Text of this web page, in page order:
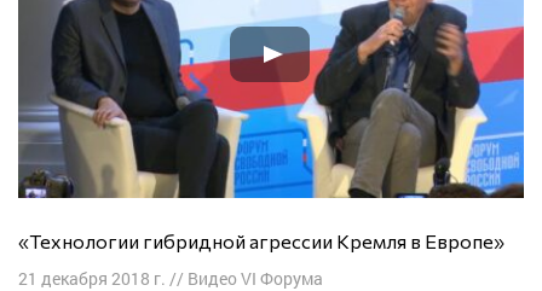
«Технологии гибридной агрессии Кремля в Европе»
21 декабря 2018 г. // Видео VI Форума